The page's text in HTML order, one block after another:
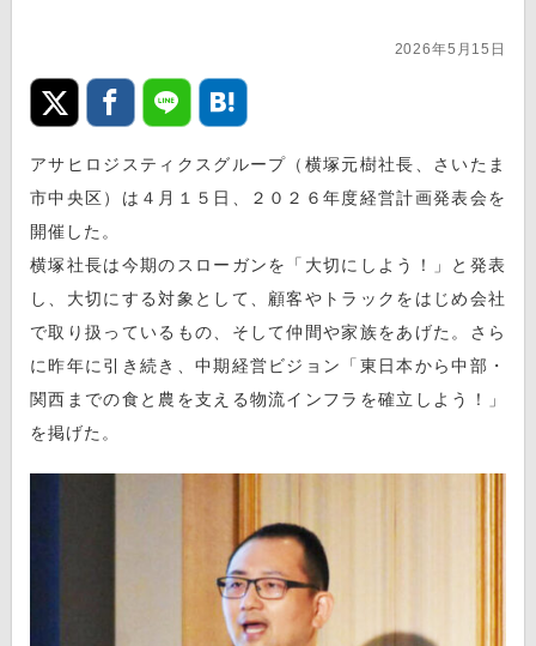
2026年5月15日
アサヒロジスティクスグループ（横塚元樹社長、さいたま
市中央区）は４月１５日、２０２６年度経営計画発表会を
開催した。
横塚社長は今期のスローガンを「大切にしよう！」と発表
し、大切にする対象として、顧客やトラックをはじめ会社
で取り扱っているもの、そして仲間や家族をあげた。さら
に昨年に引き続き、中期経営ビジョン「東日本から中部・
関西までの食と農を支える物流インフラを確立しよう！」
を掲げた。